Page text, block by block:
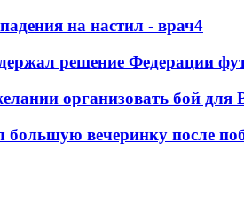
на настил - врач4
решение Федерации
организовать бой
большую вечеринку после